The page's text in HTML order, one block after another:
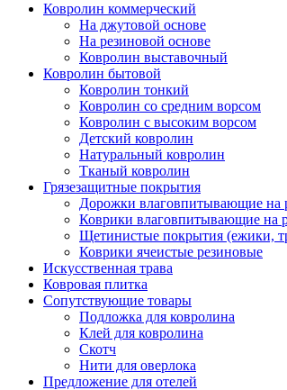
Ковролин коммерческий
На джутовой основе
На резиновой основе
Ковролин выставочный
Ковролин бытовой
Ковролин тонкий
Ковролин со средним ворсом
Ковролин с высоким ворсом
Детский ковролин
Натуральный ковролин
Тканый ковролин
Грязезащитные покрытия
Дорожки влаговпитывающие на
Коврики влаговпитывающие на
Щетинистые покрытия (ежики,
Коврики ячеистые резиновые
Искусственная трава
Ковровая плитка
Сопутствующие товары
Подложка для ковролина
Клей для ковролина
Скотч
Нити для оверлока
Предложение для отелей